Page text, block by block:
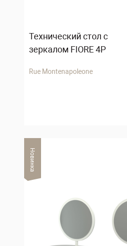
Технический стол с
зеркалом FIORE 4P
Rue Montenapoleone
Новинка